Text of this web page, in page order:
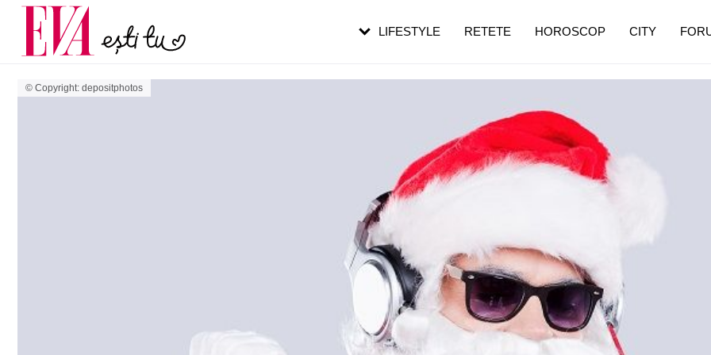
© Copyright: depositphotos
LIFESTYLE RETETE HOROSCOP CITY
Carieră
Actualitate
pe măsură ce înaintezi în vârstă
de dureroasă este investigația